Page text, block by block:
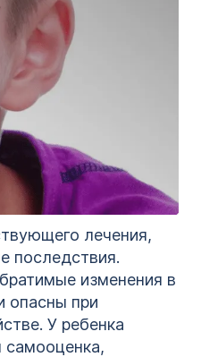
лечения,
последствия.
изменения в
опасны при
У ребенка
самооценка,